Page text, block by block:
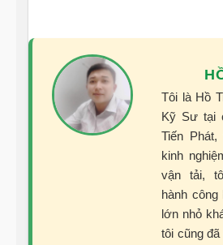
Tôi là Hồ
Kỹ Sư tại
Tiến
kinh
vận tải,
hành
lớn nhỏ
tôi cũng